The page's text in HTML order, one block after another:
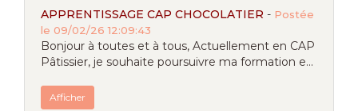
APPRENTISSAGE CAP CHOCOLATIER - Postée
le 09/02/26 12:09:43
Bonjour à toutes et à tous, Actuellement en CAP
Pâtissier, je souhaite poursuivre ma formation e...
Afficher